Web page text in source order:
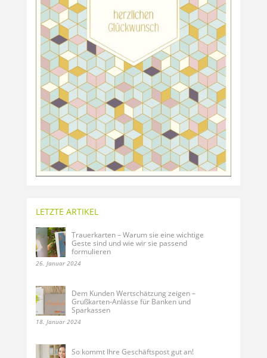
LETZTE ARTIKEL
Trauerkarten – Warum sie eine wichtige
Geste sind und wie wir sie passend
formulieren
26. Januar 2024
Dem Kunden Wertschätzung zeigen –
Grußkarten-Anlässe für Banken und
Sparkassen
18. Januar 2024
So kommt Ihre Geschäftspost gut an!